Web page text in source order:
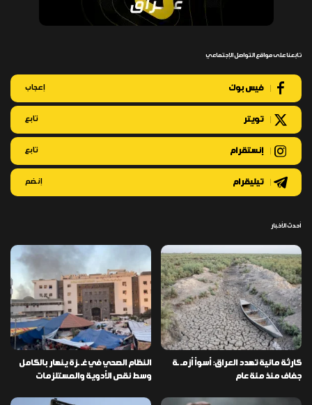
تابعنا على مواقع التواصل الإجتماعي
فيس بوك إعجاب
تويتر تابع
إنستقرام تابع
تيليقرام إنضم
أحدث الأخبار
كارثة مائية تهدد العراق: أسوأ أزمـ ـة
جفاف منذ مئة عام
النظام الصحي في غـ ـزة ينهار بالكامل
وسط نقص الأدوية والمستلزمات